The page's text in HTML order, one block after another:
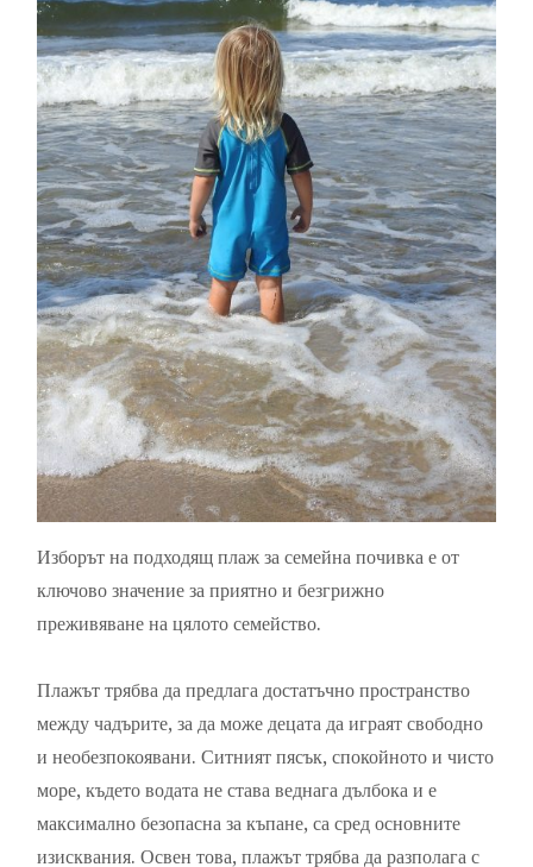
Изборът на подходящ плаж за семейна почивка е от
ключово значение за приятно и безгрижно
преживяване на цялото семейство.
Плажът трябва да предлага достатъчно пространство
между чадърите, за да може децата да играят свободно
и необезпокоявани. Ситният пясък, спокойното и чисто
море, където водата не става веднага дълбока и е
максимално безопасна за къпане, са сред основните
изисквания. Освен това, плажът трябва да разполага с